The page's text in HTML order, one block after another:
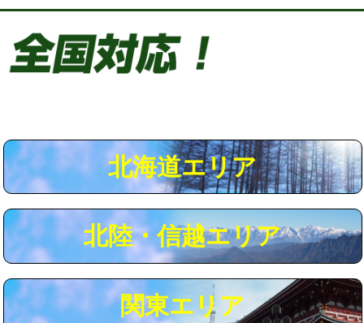
給水管工事※（塩ビ管（VP・HI）使
用/3ｍまで)
給水管工事※（ライニング鋼管・銅
管・ポリ管・HT管使用/3ｍまで)
44,000円
給水管工事※（ライニング鋼管・銅
+8,800円
マス交換（土の掘削・埋め戻し作業） 11,000円~
マス交換（深さ50㎝以上） 66,000円
北海道エリア
北陸・信越エリア
関東エリア